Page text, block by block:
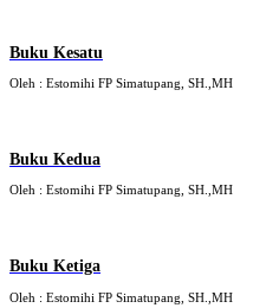
Buku Kesatu
Oleh : Estomihi FP Simatupang, SH.,MH
Buku Kedua
Oleh : Estomihi FP Simatupang, SH.,MH
Buku Ketiga
Oleh : Estomihi FP Simatupang, SH.,MH